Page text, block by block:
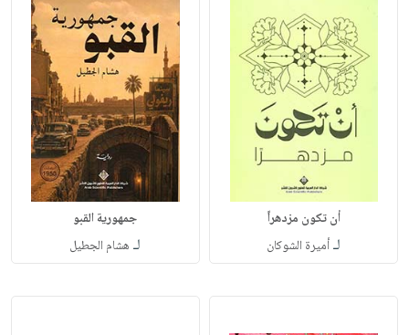
أن تكون مزدهراً
لـأميرة الشوكان
جمهورية القبو
لـ هشام الجطيل